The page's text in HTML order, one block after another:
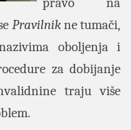
Pravilnikne tumači,
oboljenja i
za dobijanje
traju više